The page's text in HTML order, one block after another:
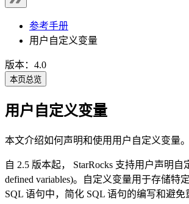
参考手册
用户自定义变量
版本：4.0
本页总览
用户自定义变量
本文介绍如何声明和使用用户自定义变量。
自 2.5 版本起， StarRocks 支持用户声明自
defined variables)。自定义变量用于存储特
SQL 语句中，简化 SQL 语句的编写和避免